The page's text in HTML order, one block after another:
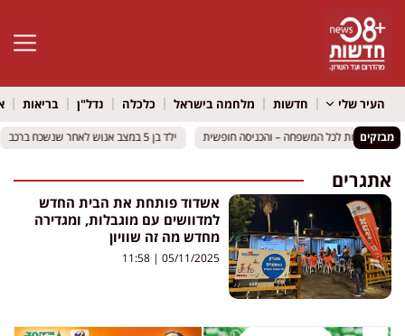
פתח
העיר שלי חדשות מלחמה בישראל כלכלה נדל"ן בריאות
מבזקים
ואטרקציות לכל המשפחה – והכניסה חופשית
ואטרקציות לכל המשפחה – והכניסה חופשית ילד בן 5 במצב אנוש לאחר שנשכח ברכב
ילד בן 5 במצב אנוש לאחר שנשכח ברכב
אתגרים
אשדוד פותחת את הבית החדש
למדוושים עם מוגבלות, ומגדירה
מחדש מה זה שוויון
05/11/2025